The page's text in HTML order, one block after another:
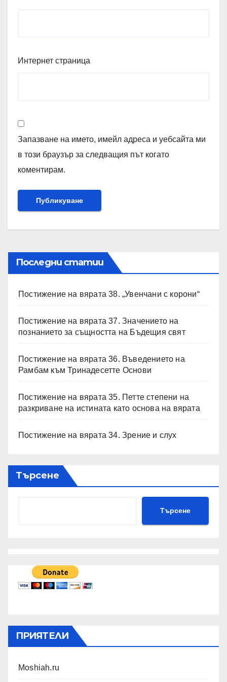
Интернет страница
Запазване на името, имейл адреса и уебсайта ми
в този браузър за следващия път когато
коментирам.
Последни статии
Постижение на вярата 38. „Увенчани с корони“
Постижение на вярата 37. Значението на
познанието за същността на Бъдещия свят
Постижение на вярата 36. Въведението на
Рамбам към Тринадесетте Основи
Постижение на вярата 35. Петте степени на
разкриване на истината като основа на вярата
Постижение на вярата 34. Зрение и слух
Търсене
Търсене
ПРИЯТЕЛИ
Moshiah.ru